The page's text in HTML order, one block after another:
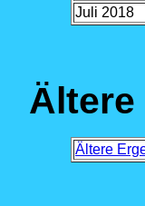
Juli 2018
Ältere
Ältere